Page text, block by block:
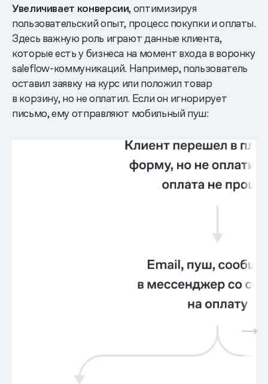
Увеличивает конверсии, оптимизируя
пользовательский опыт, процесс покупки и оплаты.
Здесь важную роль играют данные клиента,
которые есть у бизнеса на момент входа в воронку
saleflow-коммуникаций. Например, пользователь
оставил заявку на курс или положил товар
в корзину, но не оплатил. Если он игнорирует
письмо, ему отправляют мобильный пуш: